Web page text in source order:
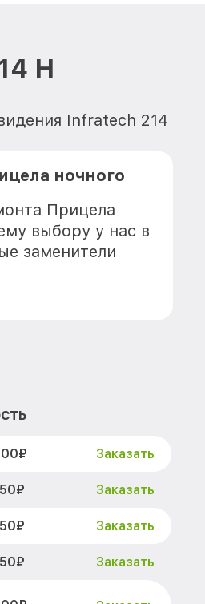
Н
Infratech 214
ночного
Прицела
выбору у нас в
заменители
Заказать
Заказать
Заказать
Заказать